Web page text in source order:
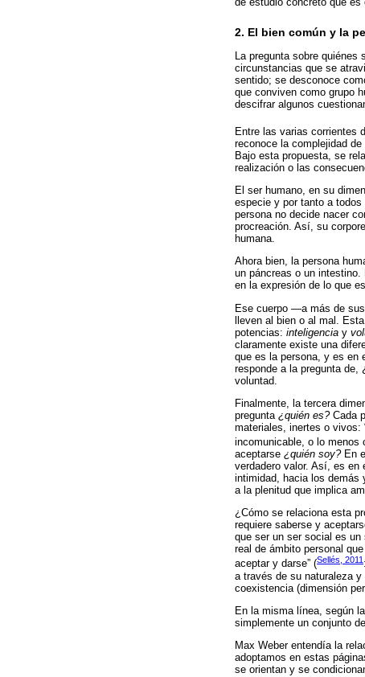
2. El bien común y la
La pregunta sobre
circunstancias que se
sentido; se desconoce
que conviven como grupo
descifrar algunos
Entre las varias corrientes
reconoce la complejidad
Bajo esta propuesta, se
realización o las
El ser humano, en su
especie y por tanto a
persona no decide nacer
procreación. Así, su
humana.
Ahora bien, la persona
un páncreas o un
en la expresión de lo que
Ese cuerpo ―a más de
lleven al bien o al mal.
potencias: inteligencia y
claramente existe una
que es la persona, y es en
responde a la pregunta de, ¿
voluntad.
Finalmente, la tercera
pregunta ¿quién es?Cada
materiales, inertes o vivos:
incomunicable, o lo menos
aceptarse ¿quién soy?En
verdadero valor. Así, es en
intimidad, hacia los demás
a la plenitud que implica
¿Cómo se relaciona esta
requiere saberse y
que ser un ser social es
real de ámbito personal
aceptar y darse” (Sellés, 2011
a través de su naturaleza
coexistencia (dimensión
En la misma línea, según
simplemente un conjunto
Max Weber entendía la
adoptamos en estas
se orientan y se